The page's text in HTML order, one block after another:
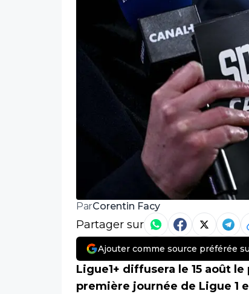
ParCorentin Facy
Partager sur
Ajouter comme source préférée
Ligue1+ diffusera le 15 août
première journée de Ligue 1